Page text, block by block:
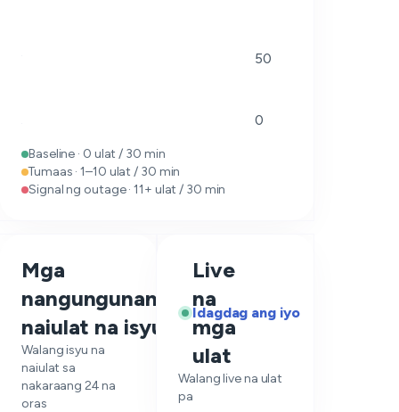
50
0
Baseline · 0 ulat / 30 min
Tumaas · 1–10 ulat / 30 min
Signal ng outage · 11+ ulat / 30 min
Mga
nangungunang
naiulat na isyu
Walang isyu na
naiulat sa
nakaraang 24 na
oras
Live
na
mga
ulat
Idagdag ang iyo
Walang live na ulat
pa